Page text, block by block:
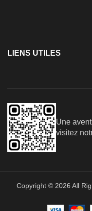
LIENS UTILES
Une
visitez
Copyright © 2026 All